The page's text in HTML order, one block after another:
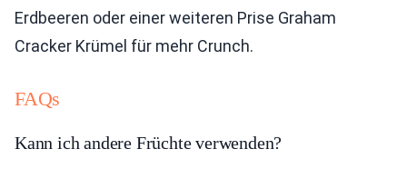
Erdbeeren oder einer weiteren Prise Graham
Cracker Krümel für mehr Crunch.
FAQs
Kann ich andere Früchte verwenden?